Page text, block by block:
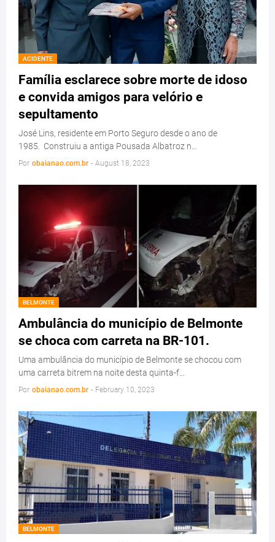
ACIDENTE
Família esclarece sobre morte de idoso
e convida amigos para velório e
sepultamento
José Lins, residente em Porto Seguro desde o ano de
1985. Construiu a antiga Pousada Albatroz n…
Por obaianao.com.br - August 18, 2023
BELMONTE
Ambulância do município de Belmonte
se choca com carreta na BR-101.
Uma ambulância do município de Belmonte se chocou com
uma carreta bitrem na noite desta quinta-f…
Por obaianao.com.br - February 10, 2023
BELMONTE